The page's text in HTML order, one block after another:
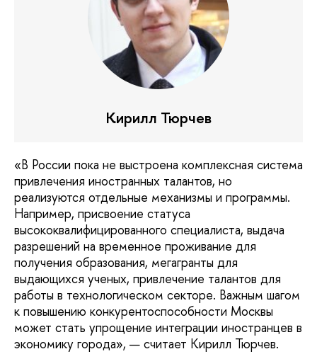
Кирилл Тюрчев
«В России пока не выстроена комплексная система
привлечения иностранных талантов, но
реализуются отдельные механизмы и программы.
Например, присвоение статуса
высококвалифицированного специалиста, выдача
разрешений на временное проживание для
получения образования, мегагранты для
выдающихся ученых, привлечение талантов для
работы в технологическом секторе. Важным шагом
к повышению конкурентоспособности Москвы
может стать упрощение интеграции иностранцев в
экономику города», — считает Кирилл Тюрчев.